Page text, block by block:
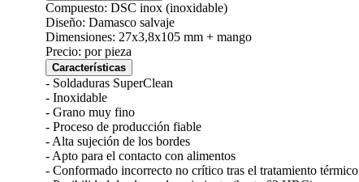
Compuesto: DSC inox (inoxidable)
Diseño: Damasco salvaje
Dimensiones: 27x3,8x105 mm + mango
Precio: por pieza
Características
- Soldaduras SuperClean
- Inoxidable
- Grano muy fino
- Proceso de producción fiable
- Alta sujeción de los bordes
- Apto para el contacto con alimentos
- Conformado incorrecto no crítico tras el tratamiento térmico